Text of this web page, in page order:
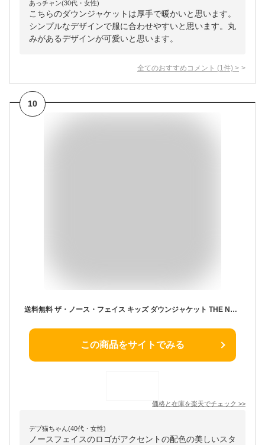
あっチャン(30代・女性)
こちらのダウンジャケットは厚手で暖かいと思います。
シンプルなデザインで服に合わせやすいと思います。丸
みがあるデザインが可愛いと思います。
全てのおすすめコメント (1 件) >
10
送料無料 ザ・ノース・フェイス キッズ ダウンジャケット THE NORTH FACE ヌプシジャケット 130-160cm 子供服 防寒アウター 保温 はっ水 子ども用 アウトドアウエア ダウンコート ブランド アパレル キッズファッション/NDJ92531
この商品をサイトでみる
価格と在庫を楽天でチェック >>
デブ猫ちゃん(40代・女性)
ノースフェイスのロゴがアクセントの配色の美しいスタ